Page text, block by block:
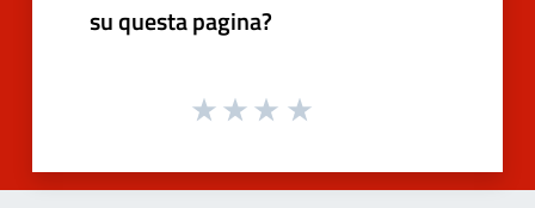
su questa pagina?